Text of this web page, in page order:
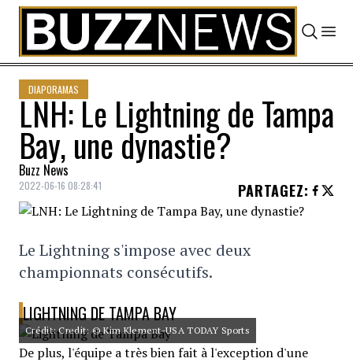
Skip to content
DIAPORAMAS
LNH: Le Lightning de Tampa
Bay, une dynastie?
Buzz News
2022-06-16 08:28:41 PARTAGEZ:
Le Lightning s'impose avec deux
championnats consécutifs.
LIGHTNING DE TAMPA BAY
Crédit: Credit: © Kim Klement-USA TODAY Sports
De plus, l'équipe a très bien fait à l'exception d'une